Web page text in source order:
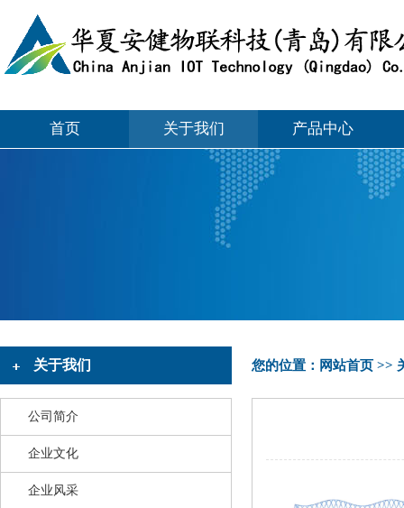
首页 关于我们 产品中心
关于我们
公司简介
企业文化
企业风采
您的位置： 网站首页 >>